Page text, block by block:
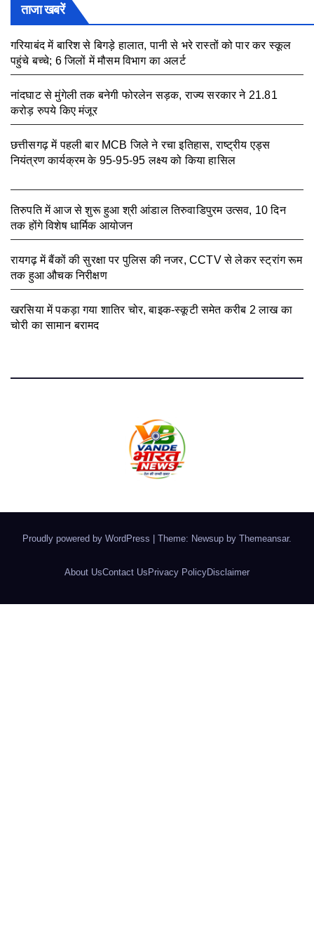
ताजा खबरें
गरियाबंद में बारिश से बिगड़े हालात, पानी से भरे रास्तों को पार कर स्कूल
पहुंचे बच्चे; 6 जिलों में मौसम विभाग का अलर्ट
नांदघाट से मुंगेली तक बनेगी फोरलेन सड़क, राज्य सरकार ने 21.81
करोड़ रुपये किए मंजूर
छत्तीसगढ़ में पहली बार MCB जिले ने रचा इतिहास, राष्ट्रीय एड्स
नियंत्रण कार्यक्रम के 95-95-95 लक्ष्य को किया हासिल
तिरुपति में आज से शुरू हुआ श्री आंडाल तिरुवाडिपुरम उत्सव, 10 दिन
तक होंगे विशेष धार्मिक आयोजन
रायगढ़ में बैंकों की सुरक्षा पर पुलिस की नजर, CCTV से लेकर स्ट्रांग रूम
तक हुआ औचक निरीक्षण
खरसिया में पकड़ा गया शातिर चोर, बाइक-स्कूटी समेत करीब 2 लाख का
चोरी का सामान बरामद
Proudly powered by WordPress Theme: Newsup by Themeansar.
About UsContact Us Privacy PolicyDisclaimer